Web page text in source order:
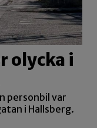
olycka i
personbil var
i Hallsberg.